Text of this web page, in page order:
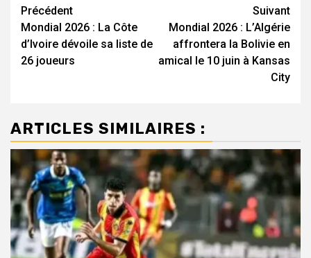
Navigation
d’article
Précédent
Mondial 2026 : La Côte
d’Ivoire dévoile sa liste de
26 joueurs
Suivant
Mondial 2026 : L’Algérie
affrontera la Bolivie en
amical le 10 juin à Kansas
City
ARTICLES SIMILAIRES :